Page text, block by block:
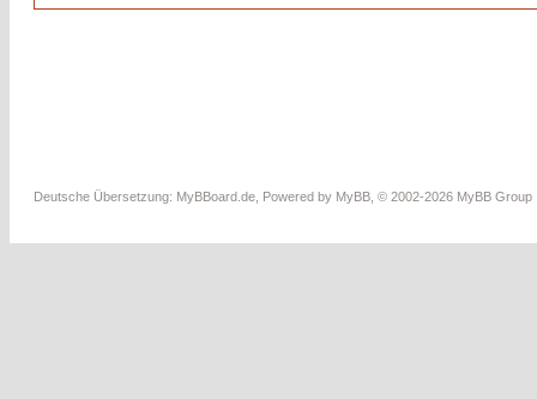
Deutsche Übersetzung: MyBBoard.de , Powered by MyBB , © 2002-2026 MyBB Group